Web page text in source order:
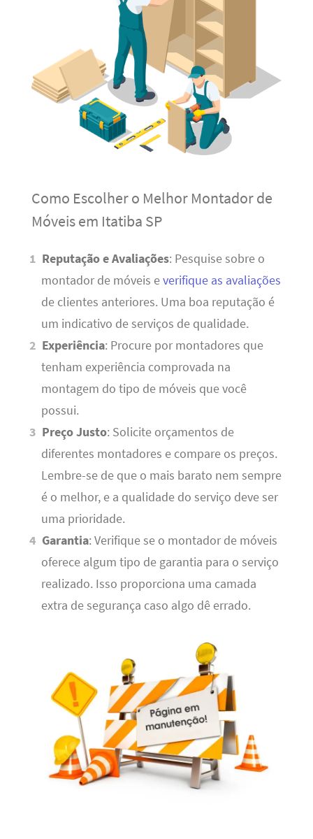
Como Escolher o Melhor Montador de
Móveis em Itatiba SP
Reputação e Avaliações: Pesquise sobre o
montador de móveis everifique as avaliações
de clientes anteriores. Uma boa reputação é
um indicativo de serviços de qualidade.
Experiência: Procure por montadores que
tenham experiência comprovada na
montagem do tipo de móveis que você
possui.
Preço Justo: Solicite orçamentos de
diferentes montadores e compare os preços.
Lembre-se de que o mais barato nem sempre
é o melhor, e a qualidade do serviço deve ser
uma prioridade.
Garantia: Verifique se o montador de móveis
oferece algum tipo de garantia para o serviço
realizado. Isso proporciona uma camada
extra de segurança caso algo dê errado.